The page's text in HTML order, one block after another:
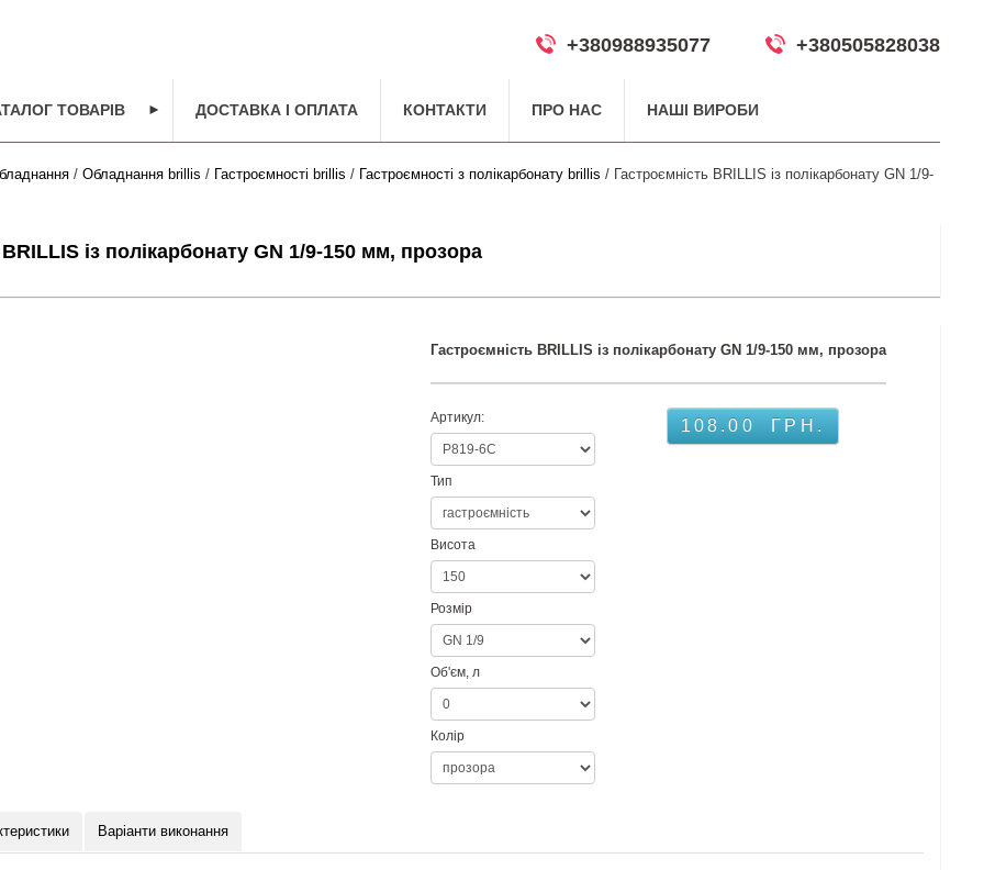
+380505828038
+380988935077
ТОВАРІВ ► ДОСТАВКА І ОПЛАТА КОНТАКТИ ПРО НАС НАШІ ВИРОБИ
/ Обладнання brillis / Гастроємності brillis / Гастроємності з полікарбонату brillis / Гастроємність BRILLIS із полікарбонату GN 1/9-
із полікарбонату GN 1/9-150 мм, прозора
Гастроємність BRILLIS із полікарбонату GN 1/9-150 мм, прозора
108.00 ГРН.
Артикул:
Тип
Висота
Розмір
Об'єм, л
Колір
Варіанти виконання